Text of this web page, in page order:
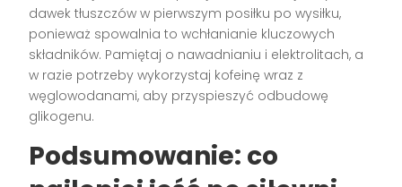
dawek tłuszczów w pierwszym posiłku po wysiłku,
ponieważ spowalnia to wchłanianie kluczowych
składników. Pamiętaj o nawadnianiu i elektrolitach, a
w razie potrzeby wykorzystaj kofeinę wraz z
węglowodanami, aby przyspieszyć odbudowę
glikogenu.
Podsumowanie: co